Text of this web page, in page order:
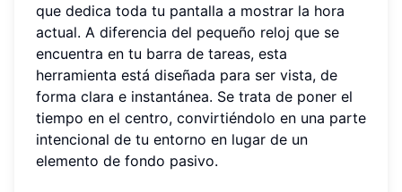
que dedica toda tu pantalla a mostrar la hora
actual. A diferencia del pequeño reloj que se
encuentra en tu barra de tareas, esta
herramienta está diseñada para ser vista, de
forma clara e instantánea. Se trata de poner el
tiempo en el centro, convirtiéndolo en una parte
intencional de tu entorno en lugar de un
elemento de fondo pasivo.